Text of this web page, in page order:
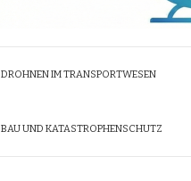
DROHNEN IM TRANSPORTWESEN
BAU UND KATASTROPHENSCHUTZ